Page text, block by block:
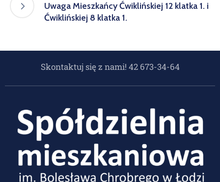
Uwaga Mieszkańcy Ćwiklińskiej 12 klatka 1. i
Ćwiklińskiej 8 klatka 1.
Skontaktuj się z nami! 42 673-34-64